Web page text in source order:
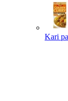
Kari